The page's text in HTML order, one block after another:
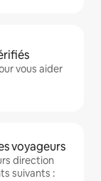
vous aider
voyageurs
direction
suivants :